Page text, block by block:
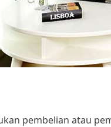
pembelian atau